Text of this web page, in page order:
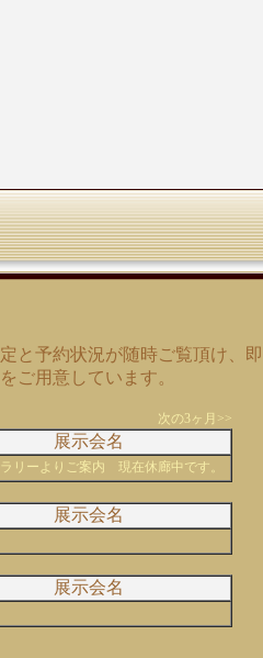
と予約状況が随時ご覧頂け、即
ご用意しています。
次の3ヶ月>>
展示会名
リーよりご案内 現在休廊中です。
展示会名
展示会名